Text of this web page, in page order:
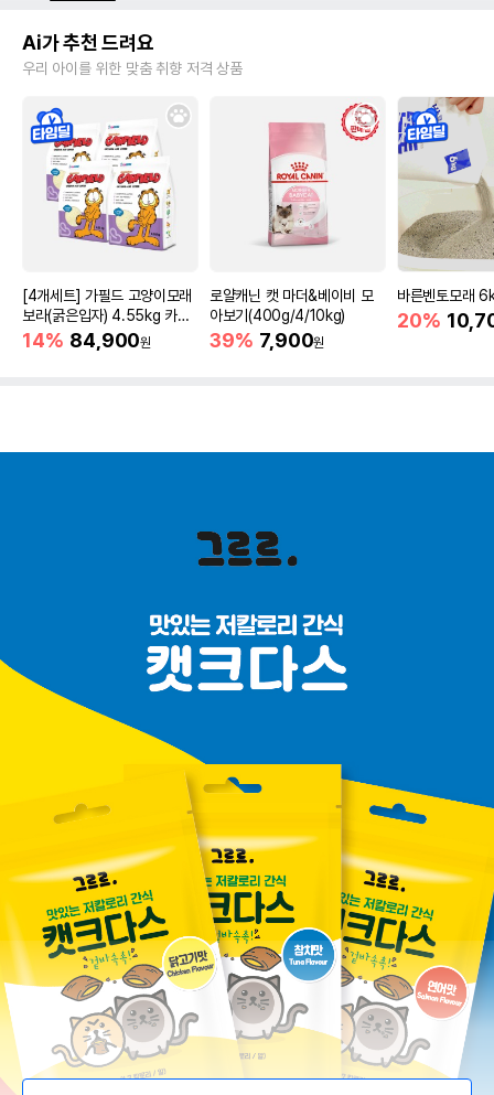
Ai가 추천 드려요
우리 아이를 위한 맞춤 취향 저격 상품
[4개세트] 가필드 고양이모래
보라(굵은입자) 4.55kg 카사
바모래
14% 84,900원
로얄캐닌 캣 마더&베이비 모
아보기(400g/4/10kg)
39% 7,900원
바른벤토모래
20%